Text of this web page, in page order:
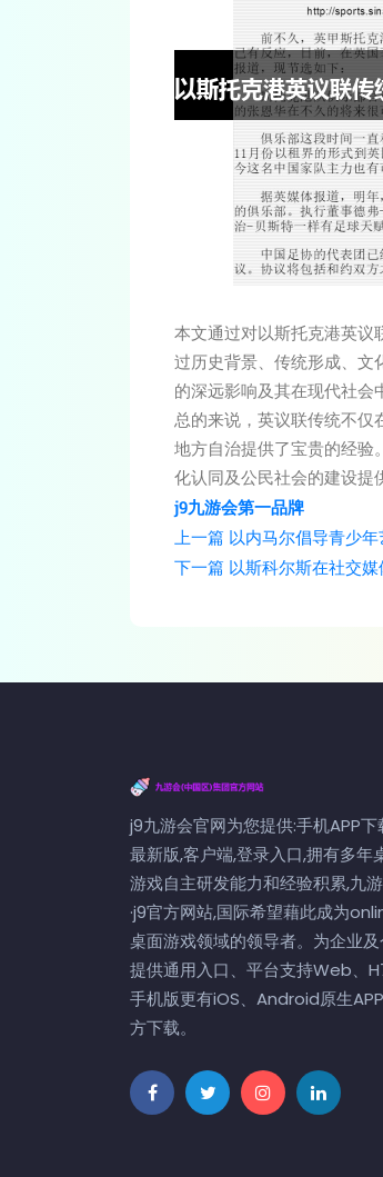
本文通过对以斯托克港英议
过历史背景、传统形成、文
的深远影响及其在现代社会
总的来说，英议联传统不仅
地方自治提供了宝贵的经验
化认同及公民社会的建设提
j9九游会第一品牌
上一篇 以内马尔倡导青少
下一篇 以斯科尔斯在社交
j9九游会官网为您提供:手机APP下
最新版,客户端,登录入口,拥有多年
游戏自主研发能力和经验积累,九
·j9官方网站,国际希望藉此成为
桌面游戏领域的领导者。为企业及
提供通用入口、平台支持Web、H7
手机版更有iOS、Android原生
方下载。